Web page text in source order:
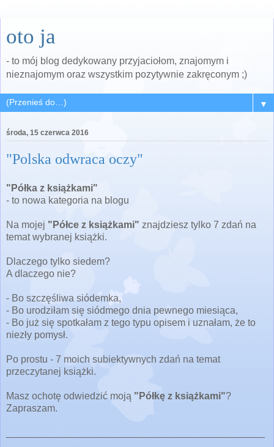
oto ja
- to mój blog dedykowany przyjaciołom, znajomym i
nieznajomym oraz wszystkim pozytywnie zakręconym ;)
▼
środa, 15 czerwca 2016
"Polska odwraca oczy"
"Półka z książkami"
- to nowa kategoria na blogu
Na mojej "Półce z książkami" znajdziesz tylko 7 zdań na
temat wybranej książki.
Dlaczego tylko siedem?
A dlaczego nie?
- Bo szczęśliwa siódemka,
- Bo urodziłam się siódmego dnia pewnego miesiąca,
- Bo już się spotkałam z tego typu opisem i uznałam, że to
niezły pomysł.
Po prostu - 7 moich subiektywnych zdań na temat
przeczytanej książki.
Masz ochotę odwiedzić moją "Półkę z książkami"?
Zapraszam.